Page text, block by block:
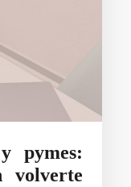
pymes:
volverte